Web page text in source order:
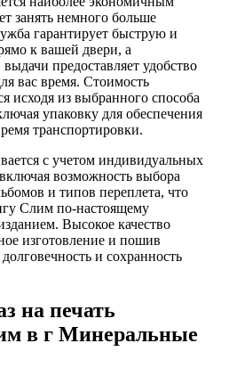
занять немного больше
гарантирует быструю и
к вашей двери, а
предоставляет удобство
вас время. Стоимость
исходя из выбранного способа
упаковку для обеспечения
транспортировки.
с учетом индивидуальных
возможность выбора
и типов переплета, что
Слим по-настоящему
Высокое качество
изготовление и пошив
и сохранность
на печать
в г Минеральные